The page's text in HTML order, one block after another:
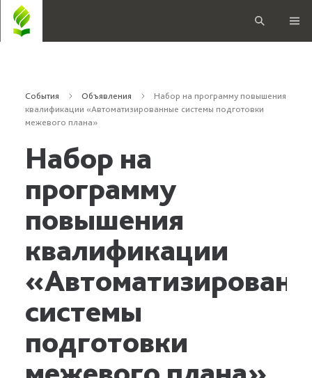
События Объявления
Набор на программу повышения
квалификации «Автоматизированные системы подготовки
межевого плана»
Набор на
программу
повышения
квалификации
системы
подготовки